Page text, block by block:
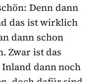
Denn dann
das ist wirklich
dann schon
Zwar ist das
dann noch